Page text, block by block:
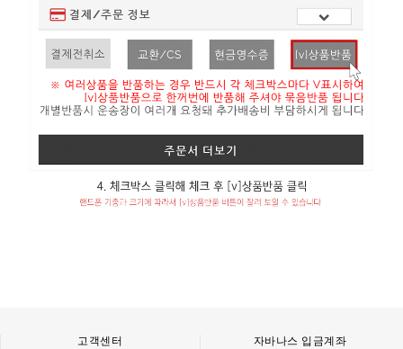
고객센터 자바나스 입금계좌